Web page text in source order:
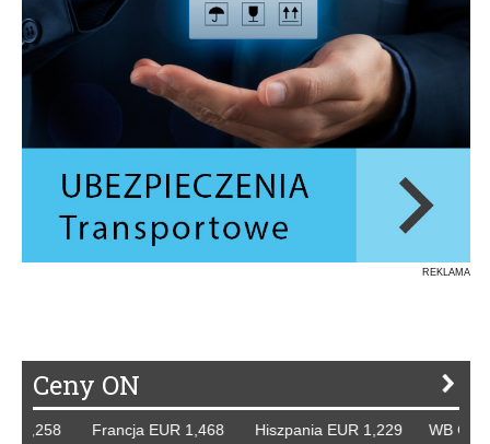
REKLAMA
Ceny ON
Francja EUR 1,468 Hiszpania EUR 1,229 WB